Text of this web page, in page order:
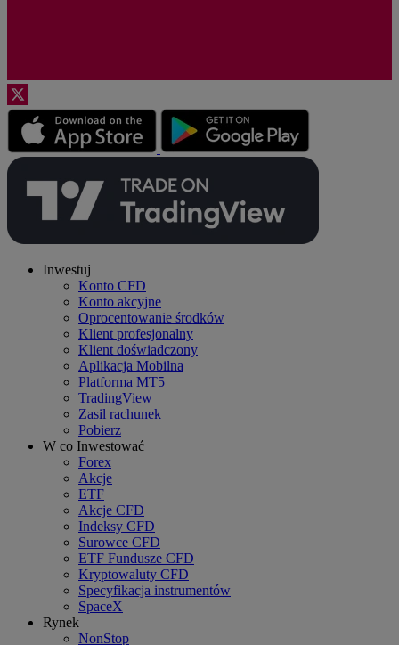
Inwestuj
Konto CFD
Konto akcyjne
Oprocentowanie środków
Klient profesjonalny
Klient doświadczony
Aplikacja Mobilna
Platforma MT5
TradingView
Zasil rachunek
Pobierz
W co Inwestować
Forex
Akcje
ETF
Akcje CFD
Indeksy CFD
Surowce CFD
ETF Fundusze CFD
Kryptowaluty CFD
Specyfikacja instrumentów
SpaceX
Rynek
NonStop